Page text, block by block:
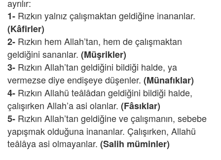
ayrılır:
1- Rızkın yalnız çalışmaktan geldiğine inananlar.
(Kâfirler)
2- Rızkın hem Allah’tan, hem de çalışmaktan
geldiğini sananlar. (Müşrikler)
3- Rızkın Allah’tan geldiğini bildiği halde, ya
vermezse diye endişeye düşenler. (Münafıklar)
4- Rızkın Allahü teâlâdan geldiğini bildiği halde,
çalışırken Allah’a asi olanlar. (Fâsıklar)
5- Rızkın Allah’tan geldiğine ve çalışmanın, sebebe
yapışmak olduğuna inananlar. Çalışırken, Allahü
teâlâya asi olmayanlar. (Salih müminler)